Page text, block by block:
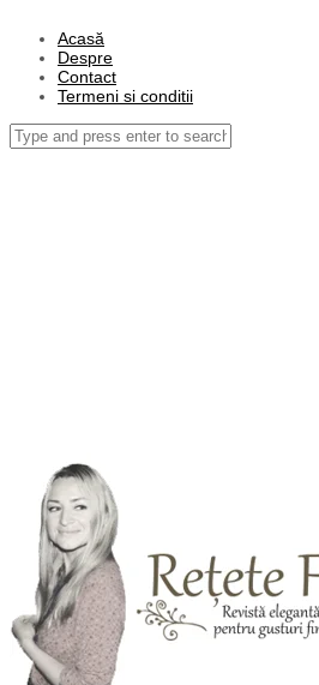
Acasă
Despre
Contact
Termeni si conditii